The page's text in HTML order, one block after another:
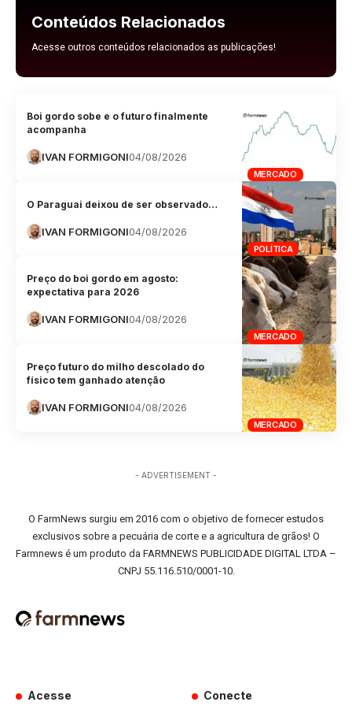
Conteúdos Relacionados
Acesse outros conteúdos relacionados as publicações!
MERCADO
Boi gordo sobe e o futuro finalmente
acompanha
IVAN FORMIGONI04/08/2026
POLÍTICA
O Paraguai deixou de ser observado…
IVAN FORMIGONI04/08/2026
MERCADO
Preço do boi gordo em agosto:
expectativa para 2026
IVAN FORMIGONI04/08/2026
MERCADO
Preço futuro do milho descolado do
físico tem ganhado atenção
IVAN FORMIGONI04/08/2026
- ADVERTISEMENT -
O FarmNews surgiu em 2016 com o objetivo de fornecer estudos
exclusivos sobre a pecuária de corte e a agricultura de grãos! O
Farmnews é um produto da FARMNEWS PUBLICIDADE DIGITAL LTDA –
CNPJ 55.116.510/0001-10.
Acesse Conecte